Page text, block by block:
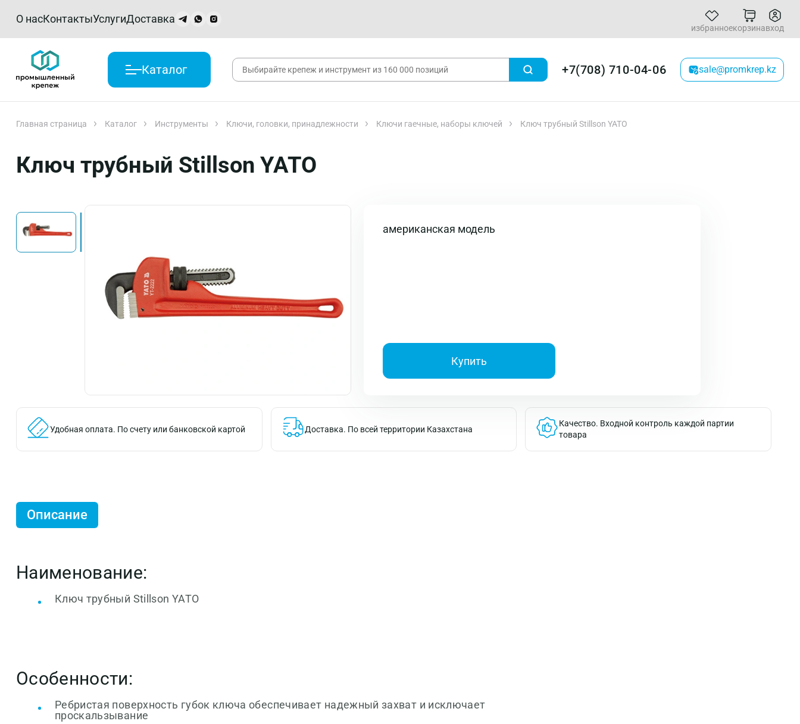
О насКонтактыУслугиДоставка
избранноекорзинавход
Каталог +7(708) 710-04-06 sale@promkrep.kz
Главная страница Каталог Инструменты Ключи, головки, принадлежности Ключи гаечные, наборы ключей Ключ трубный Stillson YATO
Ключ трубный Stillson YATO
американская модель
Купить
Удобная оплата. По счету или банковской картой Доставка. По всей территории Казахстана
Качество. Входной контроль каждой партии
товара
Описание
Наименование:
Ключ трубный Stillson YATO
Особенности:
Ребристая поверхность губок ключа обеспечивает надежный захват и исключает
проскальзывание